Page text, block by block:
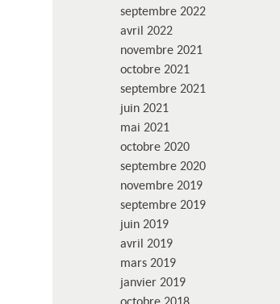
septembre 2022
avril 2022
novembre 2021
octobre 2021
septembre 2021
juin 2021
mai 2021
octobre 2020
septembre 2020
novembre 2019
septembre 2019
juin 2019
avril 2019
mars 2019
janvier 2019
octobre 2018